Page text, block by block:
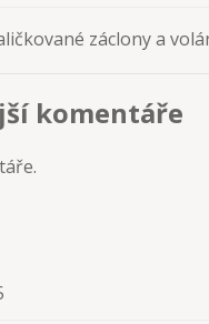
záclony a
komentáře